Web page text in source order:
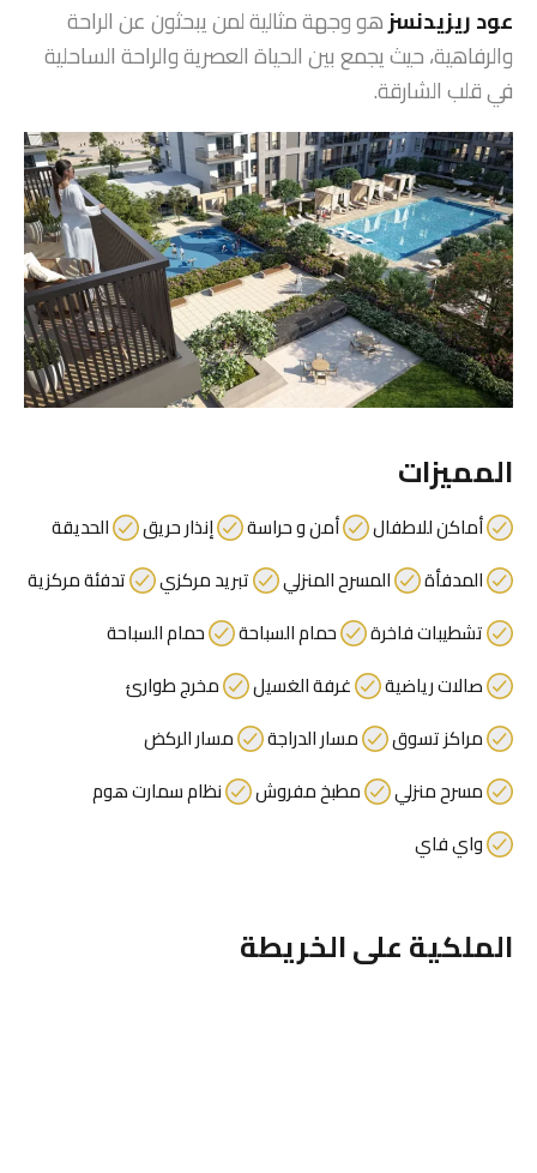
عود ريزيدنسزهو وجهة مثالية لمن يبحثون عن الراحة
والرفاهية، حيث يجمع بين الحياة العصرية والراحة الساحلية
في قلب الشارقة.
المميزات
أماكن للاطفال أمن و حراسة إنذار حريق
الحديقة
المدفأة
المسرح المنزلي تبريد مركزي
تدفئة مركزية
تشطيبات فاخرة
حمام السباحة
حمام السباحة
صالات رياضية
غرفة الغسيل
مخرج طوارئ
مراكز تسوق
مسار الدراجة
مسار الركض
مسرح منزلي
مطبخ مفروش
نظام سمارت هوم
واي فاي
الملكية على الخريطة